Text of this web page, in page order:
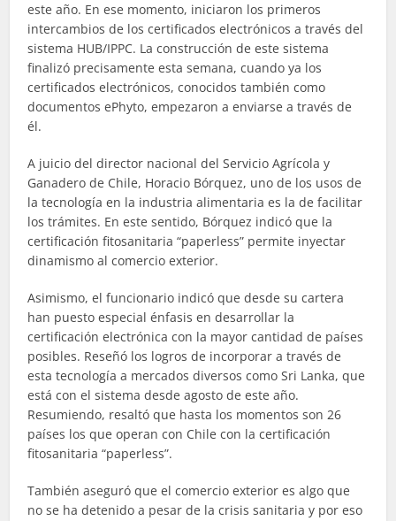
este año. En ese momento, iniciaron los primeros
intercambios de los certificados electrónicos a través del
sistema HUB/IPPC. La construcción de este sistema
finalizó precisamente esta semana, cuando ya los
certificados electrónicos, conocidos también como
documentos ePhyto, empezaron a enviarse a través de
él.
A juicio del director nacional del Servicio Agrícola y
Ganadero de Chile, Horacio Bórquez, uno de los usos de
la tecnología en la industria alimentaria es la de facilitar
los trámites. En este sentido, Bórquez indicó que la
certificación fitosanitaria “paperless” permite inyectar
dinamismo al comercio exterior.
Asimismo, el funcionario indicó que desde su cartera
han puesto especial énfasis en desarrollar la
certificación electrónica con la mayor cantidad de países
posibles. Reseñó los logros de incorporar a través de
esta tecnología a mercados diversos como Sri Lanka, que
está con el sistema desde agosto de este año.
Resumiendo, resaltó que hasta los momentos son 26
países los que operan con Chile con la certificación
fitosanitaria “paperless”.
También aseguró que el comercio exterior es algo que
no se ha detenido a pesar de la crisis sanitaria y por eso